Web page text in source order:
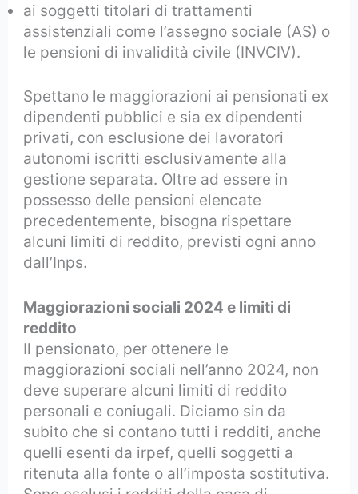
ai soggetti titolari di trattamenti
assistenziali come l’assegno sociale (AS) o
le pensioni di invalidità civile (INVCIV).
Spettano le maggiorazioni ai pensionati ex
dipendenti pubblici e sia ex dipendenti
privati, con esclusione dei lavoratori
autonomi iscritti esclusivamente alla
gestione separata. Oltre ad essere in
possesso delle pensioni elencate
precedentemente, bisogna rispettare
alcuni limiti di reddito, previsti ogni anno
dall’Inps.
Maggiorazioni sociali 2024 e limiti di
reddito
Il pensionato, per ottenere le
maggiorazioni sociali nell’anno 2024, non
deve superare alcuni limiti di reddito
personali e coniugali. Diciamo sin da
subito che si contano tutti i redditi, anche
quelli esenti da irpef, quelli soggetti a
ritenuta alla fonte o all’imposta sostitutiva.